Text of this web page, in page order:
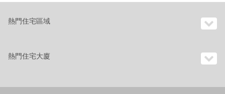
熱門住宅區域
熱門住宅大廈